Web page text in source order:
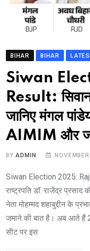
BIHAR BIHAR
Siwan
Result:
जानिए मंगल
AIMIM और
BYADMIN
Siwan Election 2025:
राष्ट्रपति डॉ. राजेंद्र
नेता मोहम्मद शहाबुद्दीन के
जमाने की बात है। अब आते हैं
सीट पर इस